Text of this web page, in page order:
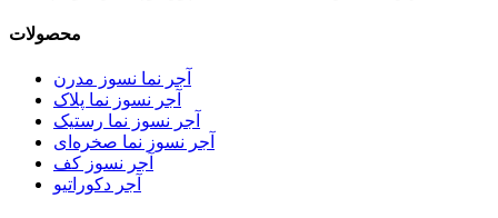
محصولات
آجر نما نسوز مدرن
آجر نسوز نما پلاک
آجر نسوز نما رستیک
آجر نسوز نما صخره‌ای
آجر نسوز کف
آجر دکوراتیو